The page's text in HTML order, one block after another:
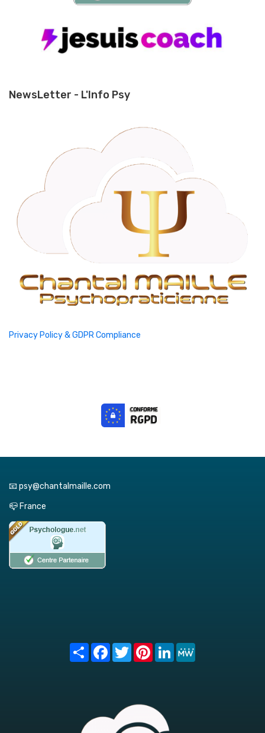
NewsLetter - L'Info Psy
Privacy Policy & GDPR Compliance
📧 psy@chantalmaille.com
📪 France
Share FacebookTwitterPinterest
LinkedIn